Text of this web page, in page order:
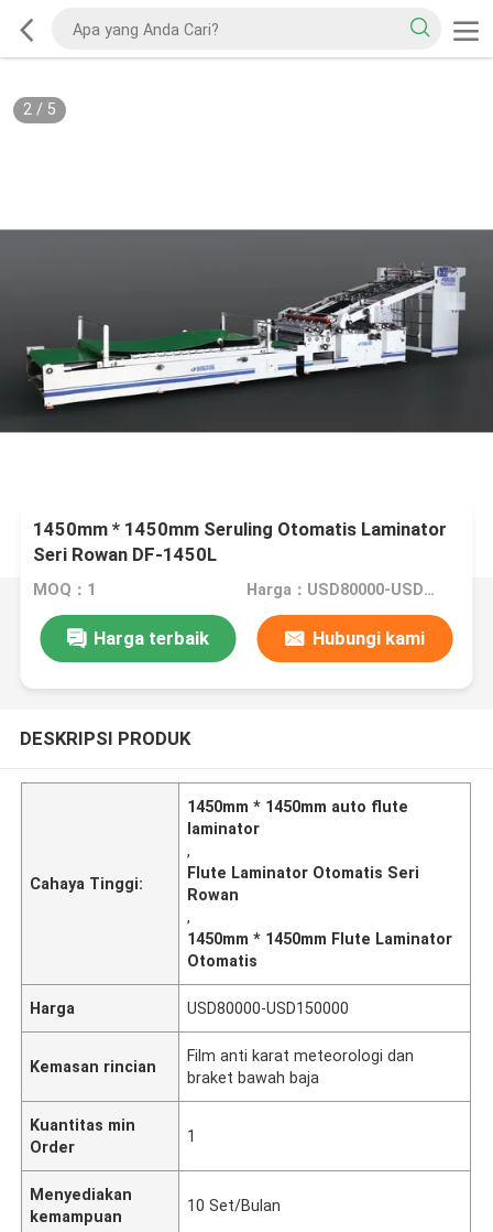
2/ 5
1450mm * 1450mm Seruling Otomatis Laminator
Seri Rowan DF-1450L
MOQ：1 Harga：USD80000-USD150000
Harga terbaik Hubungi kami
DESKRIPSI PRODUK
Cahaya Tinggi:
1450mm * 1450mm auto flute
laminator
,
Flute Laminator Otomatis Seri
Rowan
,
1450mm * 1450mm Flute Laminator
Otomatis
Harga USD80000-USD150000
Kemasan rincian
Film anti karat meteorologi dan
braket bawah baja
Kuantitas min
Order
1
Menyediakan
kemampuan
10 Set/Bulan